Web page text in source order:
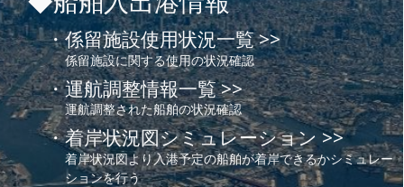
・係留施設使用状況一覧 >>
係留施設に関する使用の状況確認
・運航調整情報一覧 >>
運航調整された船舶の状況確認
・着岸状況図シミュレーション >>
着岸状況図より入港予定の船舶が着岸できるかシミュレー
ションを行う